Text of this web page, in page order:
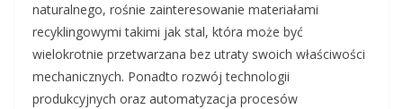
naturalnego, rośnie zainteresowanie materiałami
recyklingowymi takimi jak stal, która może być
wielokrotnie przetwarzana bez utraty swoich właściwości
mechanicznych. Ponadto rozwój technologii
produkcyjnych oraz automatyzacja procesów